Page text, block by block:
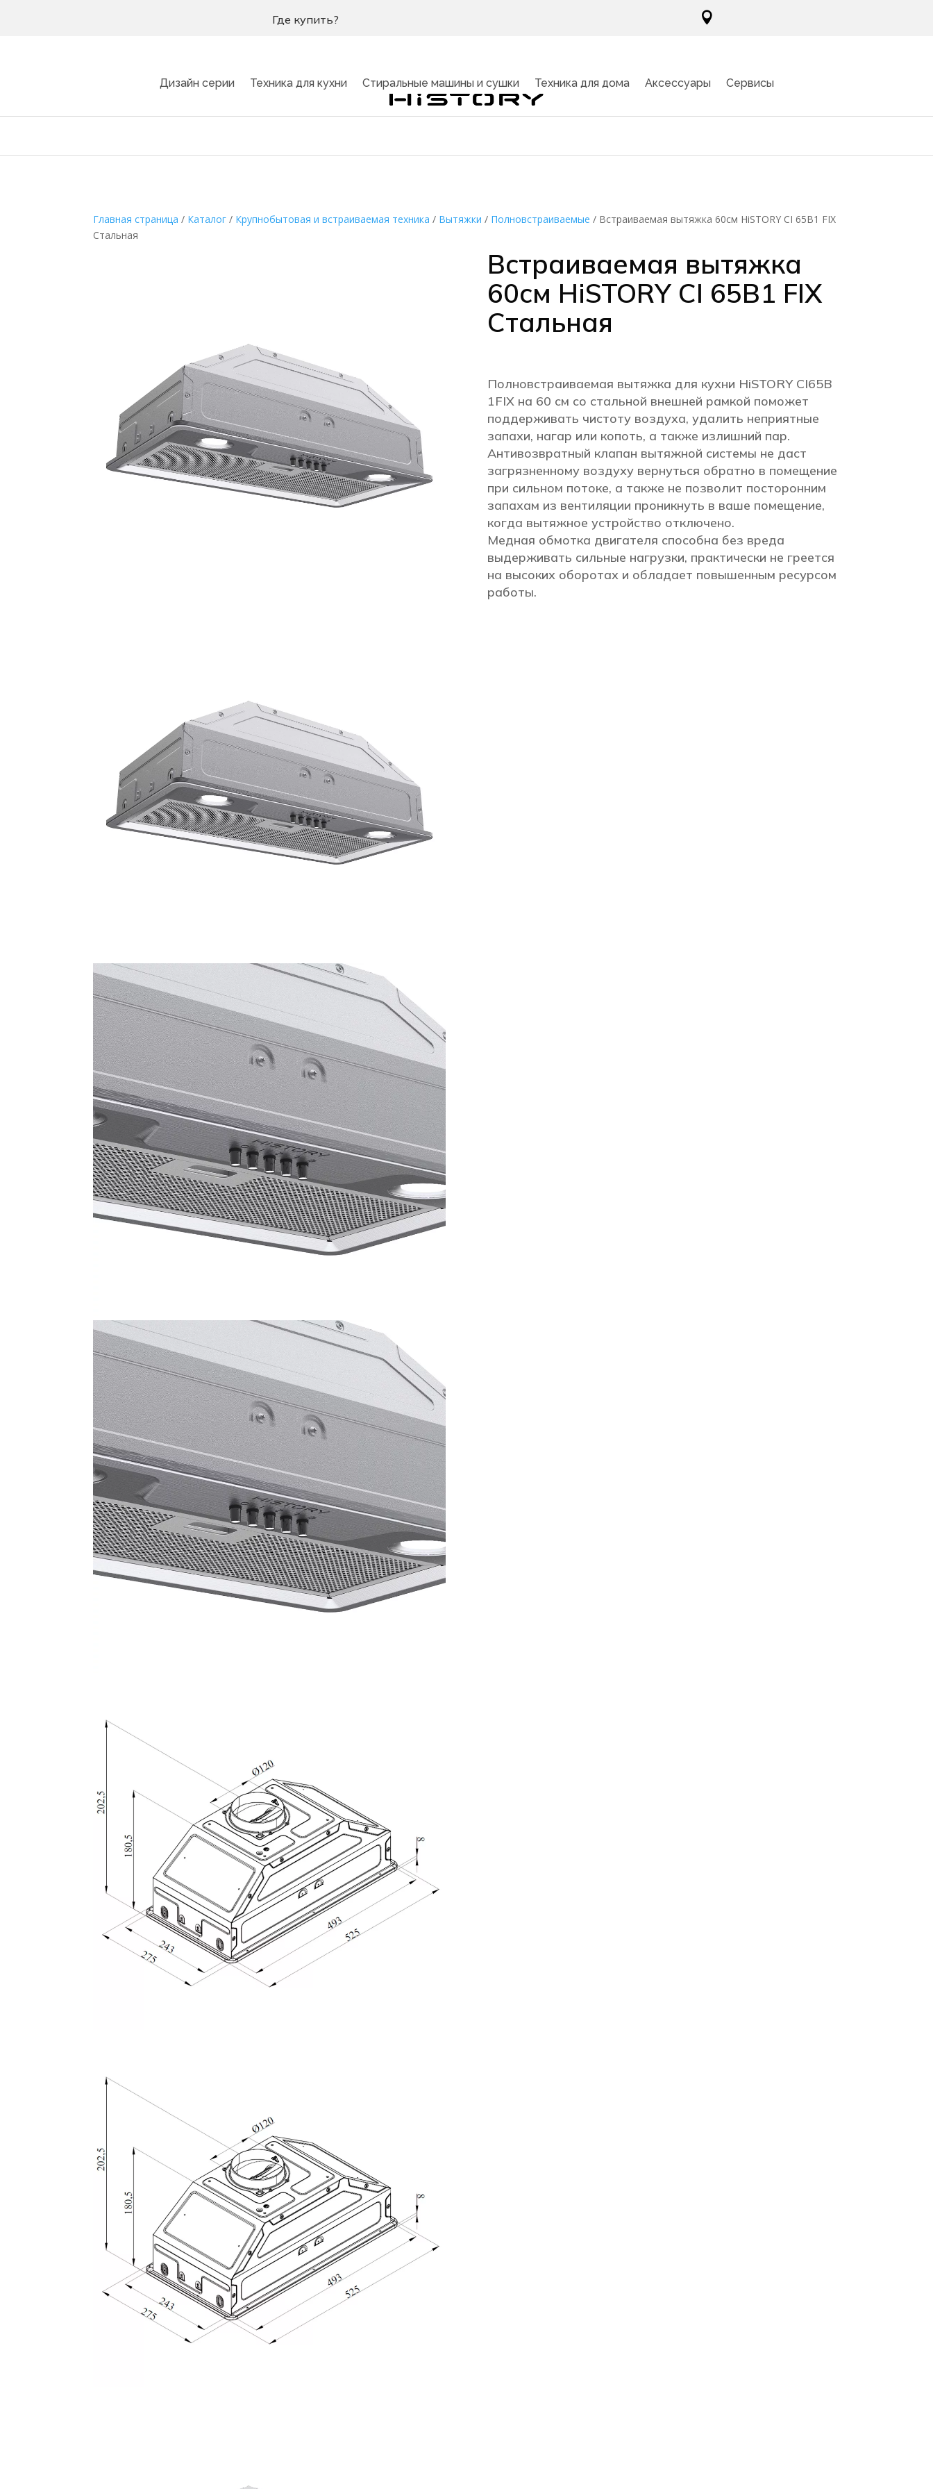

Где купить?
Дизайн серии Техника для кухни Стиральные машины и сушки Техника для дома Аксессуары Сервисы
Главная страница / Каталог / Крупнобытовая и встраиваемая техника / Вытяжки / Полновстраиваемые / Встраиваемая вытяжка 60см HiSTORY CI 65B1 FIX
Стальная
Встраиваемая вытяжка
60см HiSTORY CI 65B1 FIX
Стальная
Полновстраиваемая вытяжка для кухни HiSTORY CI65B
1FIX на 60 см со стальной внешней рамкой поможет
поддерживать чистоту воздуха, удалить неприятные
запахи, нагар или копоть, а также излишний пар.
Антивозвратный клапан вытяжной системы не даст
загрязненному воздуху вернуться обратно в помещение
при сильном потоке, а также не позволит посторонним
запахам из вентиляции проникнуть в ваше помещение,
когда вытяжное устройство отключено.
Медная обмотка двигателя способна без вреда
выдерживать сильные нагрузки, практически не греется
на высоких оборотах и обладает повышенным ресурсом
работы.